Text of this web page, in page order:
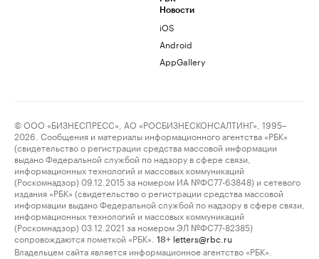
Новости
iOS
Android
AppGallery
© ООО «БИЗНЕСПРЕСС», АО «РОСБИЗНЕСКОНСАЛТИНГ», 1995–
2026. Сообщения и материалы информационного агентства «РБК»
(свидетельство о регистрации средства массовой информации
выдано Федеральной службой по надзору в сфере связи,
информационных технологий и массовых коммуникаций
(Роскомнадзор) 09.12.2015 за номером ИА №ФС77-63848) и сетевого
издания «РБК» (свидетельство о регистрации средства массовой
информации выдано Федеральной службой по надзору в сфере связи,
информационных технологий и массовых коммуникаций
(Роскомнадзор) 03.12.2021 за номером ЭЛ №ФС77-82385)
сопровождаются пометкой «РБК».
18+ letters@rbc.ru
Владельцем сайта является информационное агентство «РБК».